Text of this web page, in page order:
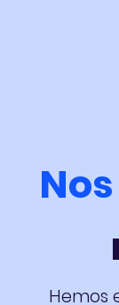
Hemos